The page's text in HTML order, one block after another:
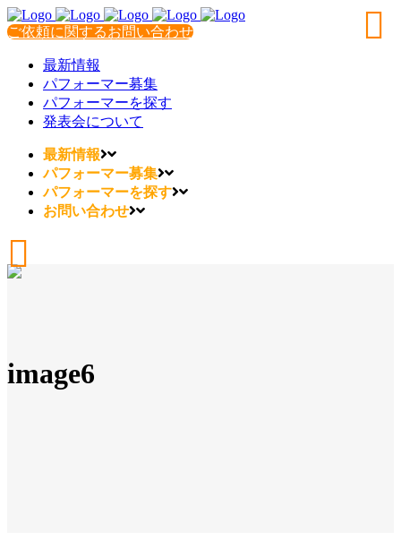
ご依頼に関するお問い合わせ
最新情報
パフォーマー募集
パフォーマーを探す
発表会について
最新情報
パフォーマー募集
パフォーマーを探す
お問い合わせ
image6